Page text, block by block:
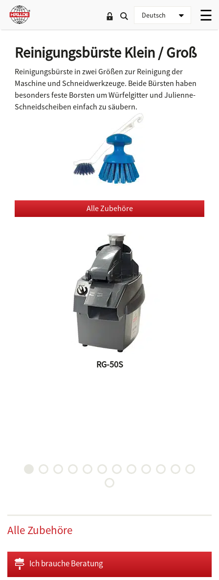
Reinigungsbürste Klein / Groß
Reinigungsbürste in zwei Größen zur Reinigung der
Maschine und Schneidwerkzeuge. Beide Bürsten haben
besonders feste Borsten um Würfelgitter und Julienne-
Schneidscheiben einfach zu säubern.
Alle Zubehöre
RG-50S
Alle Zubehöre
Ich brauche Beratung